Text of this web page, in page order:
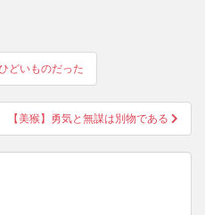
どいものだった
【美猴】勇気と無謀は別物である